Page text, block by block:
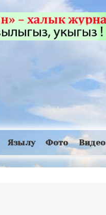
Язылу Фото Видео